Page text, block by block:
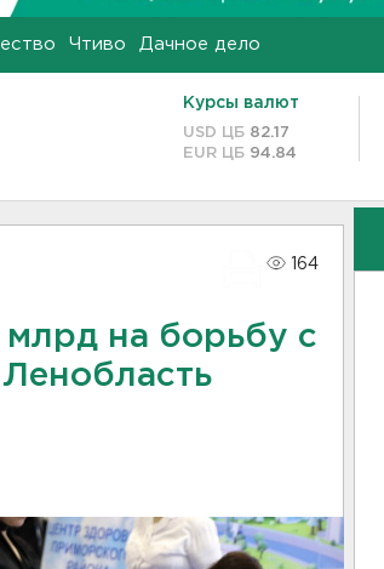
Чтиво Дачное дело
Курсы валют
USD ЦБ 82.17
EUR ЦБ 94.84
164
млрд на борьбу с